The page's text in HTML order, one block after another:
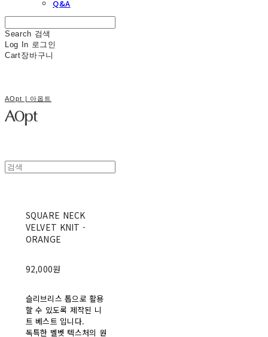
Q&A
Search 검색
Log In 로그인
Cart장바구니
AOpt | 아옵트
SQUARE NECK
VELVET KNIT -
ORANGE
92,000원
슬리브리스 톱으로 활용
할 수 있도록 제작된 니
트 베스트 입니다.
독특한 벨벳 텍스처의 원